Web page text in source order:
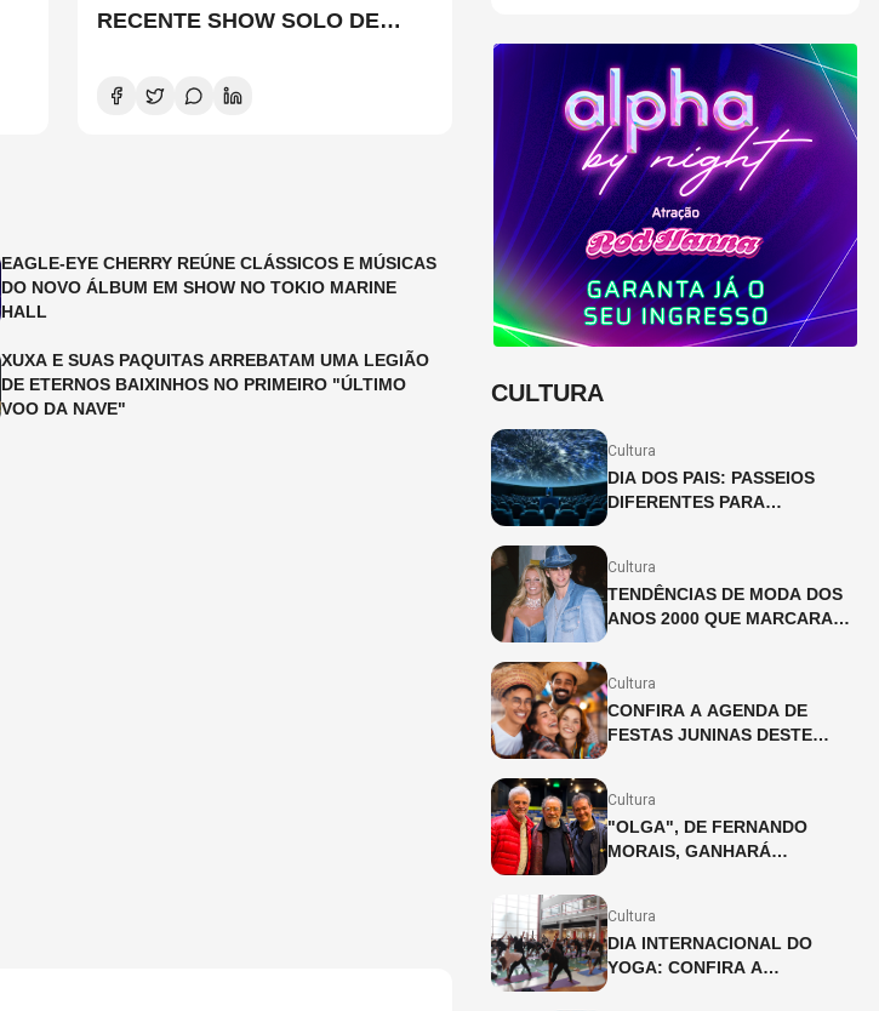
RECENTE SHOW SOLO DE
EAGLE-EYE CHERRY REÚNE CLÁSSICOS E MÚSICAS
DO NOVO ÁLBUM EM SHOW NO TOKIO MARINE
HALL
XUXA E SUAS PAQUITAS ARREBATAM UMA LEGIÃO
DE ETERNOS BAIXINHOS NO PRIMEIRO "ÚLTIMO
VOO DA NAVE"
CULTURA
Cultura
DIA DOS PAIS: PASSEIOS
DIFERENTES PARA
Cultura
TENDÊNCIAS DE MODA DOS
ANOS 2000 QUE MARCARAM
Cultura
CONFIRA A AGENDA DE
FESTAS JUNINAS DESTE
Cultura
"OLGA", DE FERNANDO
MORAIS, GANHARÁ
Cultura
DIA INTERNACIONAL DO
YOGA: CONFIRA A